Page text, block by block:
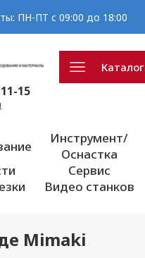
ПН-ПТ с 09:00 до 18:00
Каталог
15
Инструмент/
Оснастка
Сервис
Видео станков
Mimaki